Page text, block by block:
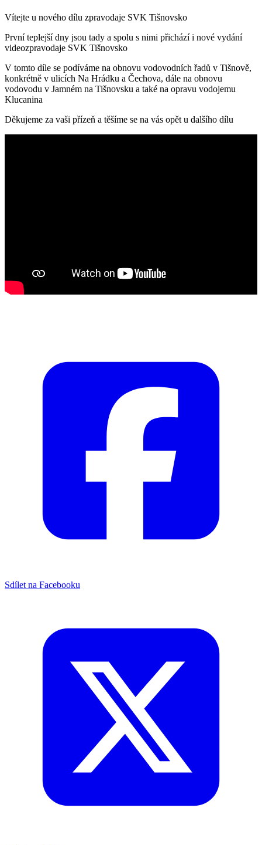
Vítejte u nového dílu zpravodaje SVK Tišnovsko
První teplejší dny jsou tady a spolu s nimi přichází i nové vydání
videozpravodaje SVK Tišnovsko
V tomto díle se podíváme na obnovu vodovodních řadů v Tišnově,
konkrétně v ulicích Na Hrádku a Čechova, dále na obnovu
vodovodu v Jamném na Tišnovsku a také na opravu vodojemu
Klucanina
Děkujeme za vaši přízeň a těšíme se na vás opět u dalšího dílu
Sdílet na Facebooku